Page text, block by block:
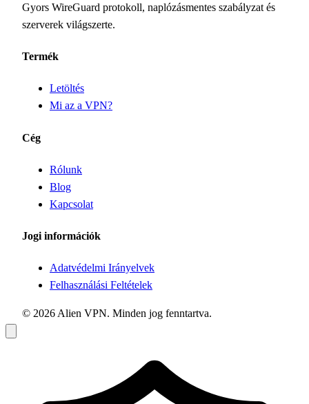
Gyors WireGuard protokoll, naplózásmentes szabályzat és
szerverek világszerte.
Termék
Letöltés
Mi az a VPN?
Cég
Rólunk
Blog
Kapcsolat
Jogi információk
Adatvédelmi Irányelvek
Felhasználási Feltételek
© 2026 Alien VPN. Minden jog fenntartva.